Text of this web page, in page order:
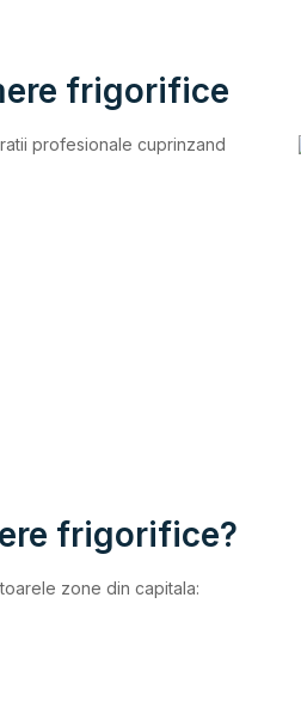
frigorifice
profesionale cuprinzand
frigorifice?
zone din capitala: